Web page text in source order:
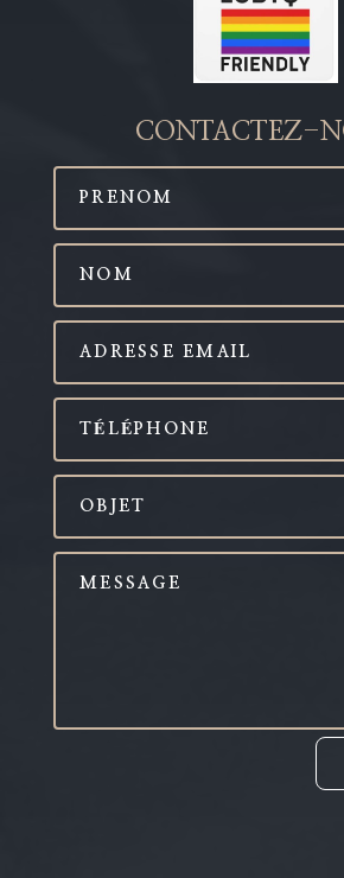
CONTACTEZ-